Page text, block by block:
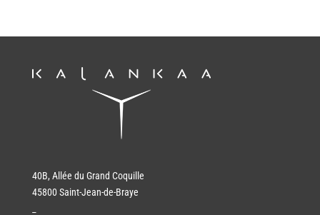
40B, Allée du Grand Coquille
45800 Saint-Jean-de-Braye